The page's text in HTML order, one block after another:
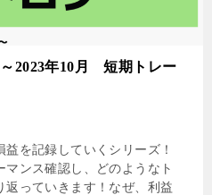
2023年10月 短期トレー
を記録していくシリーズ！
マンス確認し、どのようなト
返っていきます！なぜ、利益